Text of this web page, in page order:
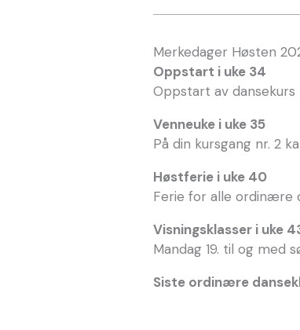
Merkedager Høsten
Oppstart i uke 34
Oppstart av dansekurs
Venneuke i uke 35
På din kursgang nr. 2
Høstferie i uke 40
Ferie for alle ordinære
Visningsklasser i uke
Mandag 19. til og med
Siste ordinære